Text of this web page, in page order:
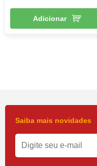
Adicionar
Saiba mais novidades